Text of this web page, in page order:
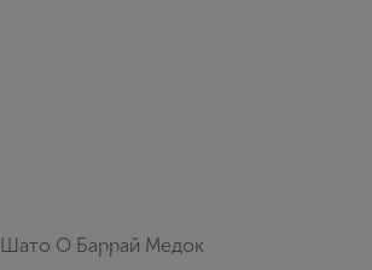
Шато О Баррай Медок